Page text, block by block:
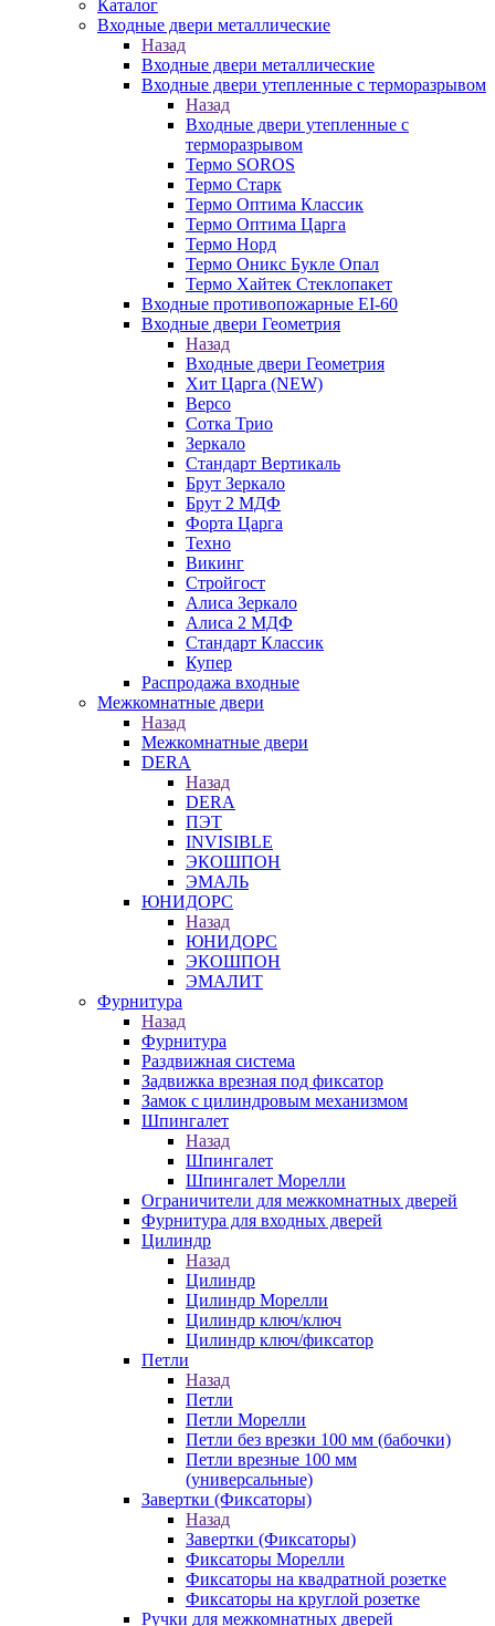
Каталог
Входные двери металлические
Назад
Входные двери металлические
Входные двери утепленные с терморазрывом
Назад
Входные двери утепленные с
терморазрывом
Термо SOROS
Термо Старк
Термо Оптима Классик
Термо Оптима Царга
Термо Норд
Термо Оникс Букле Опал
Термо Хайтек Стеклопакет
Входные противопожарные EI-60
Входные двери Геометрия
Назад
Входные двери Геометрия
Хит Царга (NEW)
Версо
Сотка Трио
Зеркало
Стандарт Вертикаль
Брут Зеркало
Брут 2 МДФ
Форта Царга
Техно
Викинг
Стройгост
Алиса Зеркало
Алиса 2 МДФ
Стандарт Классик
Купер
Распродажа входные
Межкомнатные двери
Назад
Межкомнатные двери
DERA
Назад
DERA
ПЭТ
INVISIBLE
ЭКОШПОН
ЭМАЛЬ
ЮНИДОРС
Назад
ЮНИДОРС
ЭКОШПОН
ЭМАЛИТ
Фурнитура
Назад
Фурнитура
Раздвижная система
Задвижка врезная под фиксатор
Замок с цилиндровым механизмом
Шпингалет
Назад
Шпингалет
Шпингалет Морелли
Ограничители для межкомнатных дверей
Фурнитура для входных дверей
Цилиндр
Назад
Цилиндр
Цилиндр Морелли
Цилиндр ключ/ключ
Цилиндр ключ/фиксатор
Петли
Назад
Петли
Петли Морелли
Петли без врезки 100 мм (бабочки)
Петли врезные 100 мм
(универсальные)
Завертки (Фиксаторы)
Назад
Завертки (Фиксаторы)
Фиксаторы Морелли
Фиксаторы на квадратной розетке
Фиксаторы на круглой розетке
Ручки для межкомнатных дверей